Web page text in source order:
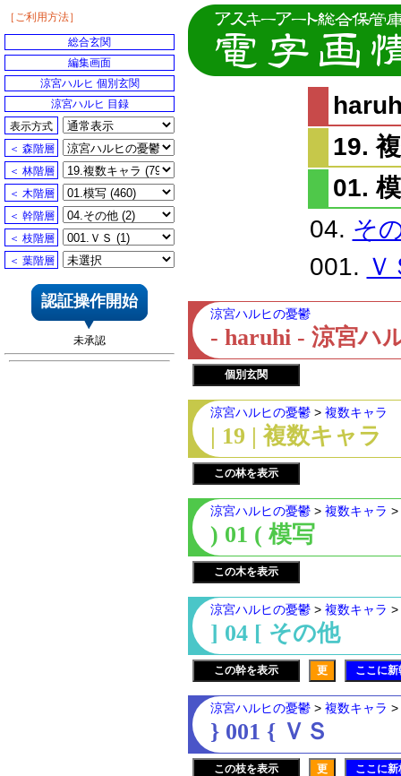
19.
01.
04. そ
001. Ｖ
涼宮ハルヒの憂鬱
- haruhi - 涼宮ハ
個別玄関
涼宮ハルヒの憂鬱 > 複数キャラ
| 19 | 複数キャラ
この林を表示
涼宮ハルヒの憂鬱 > 複数キャラ >
) 01 ( 模写
この木を表示
涼宮ハルヒの憂鬱 > 複数キャラ >
] 04 [ その他
この幹を表示 更 ここに
涼宮ハルヒの憂鬱 > 複数キャラ >
} 001 { ＶＳ
この枝を表示 更 ここに
［ご利用方法］
総合玄関
編集画面
涼宮ハルヒ 個別玄関
涼宮ハルヒ 目録
表示方式
＜ 森階層
＜ 林階層
＜ 木階層
＜ 幹階層
＜ 枝階層
＜ 葉階層
認証操作開始
未承認